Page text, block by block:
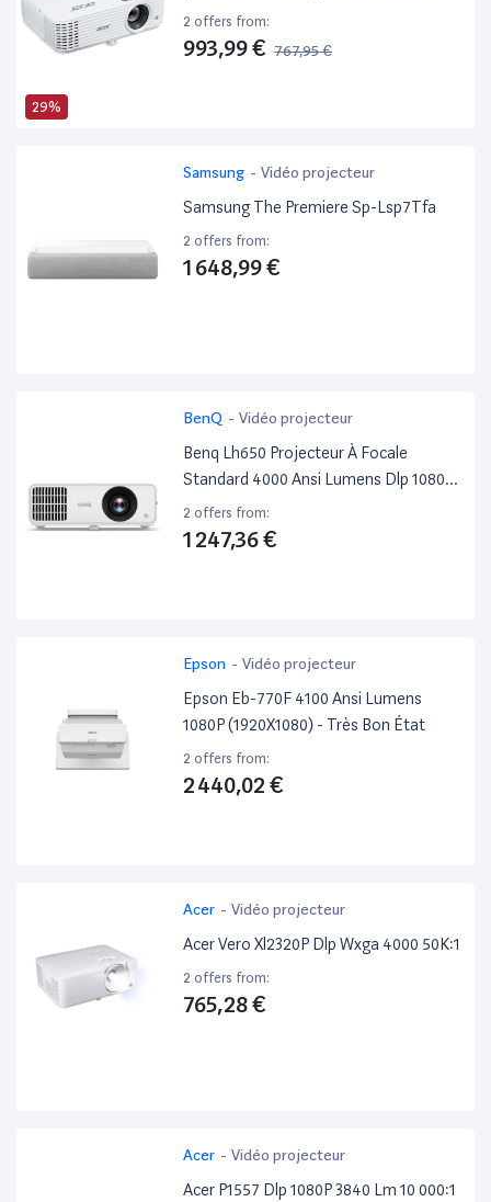
29%
Contraste 10 000:1, Keystone, Haut-
Parleur 3 W, Hdmi (Avec Hdcp),
2 offers from:
993,99 € 767,95 €
Samsung - Vidéo projecteur
Samsung The Premiere Sp-Lsp7Tfa
2 offers from:
1 648,99 €
BenQ - Vidéo projecteur
Benq Lh650 Projecteur À Focale
Standard 4000 Ansi Lumens Dlp 1080P
(1920X1080) Compatibilité 3D Noir,
Blanc
2 offers from:
1 247,36 €
Epson - Vidéo projecteur
Epson Eb-770F 4100 Ansi Lumens
1080P (1920X1080) - Très Bon État
2 offers from:
2 440,02 €
Acer - Vidéo projecteur
Acer Vero Xl2320P Dlp Wxga 4000 50K:1
2 offers from:
765,28 €
Acer - Vidéo projecteur
Acer P1557 Dlp 1080P 3840 Lm 10 000:1